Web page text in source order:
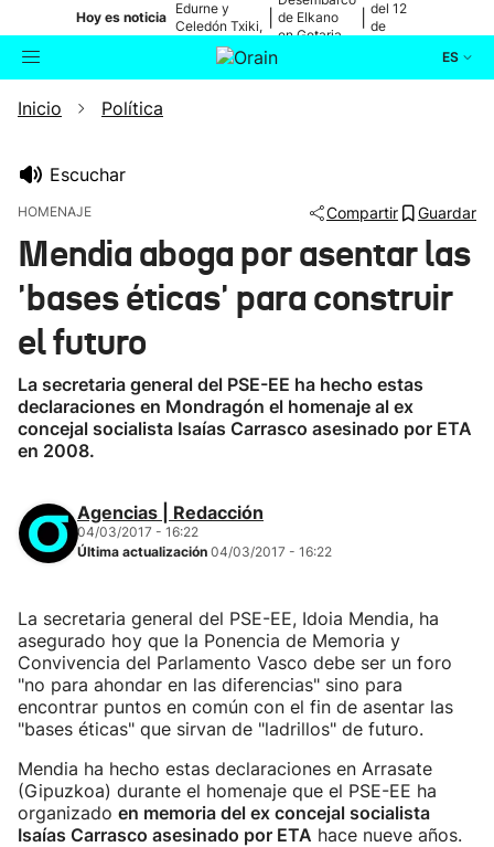
Hoy es noticia
Edurne y
Celedón Txiki,
en directo
de Elkano
en Getaria
del 12
de
ES
Buscador
Ikusmiran
Inicio Política
Escuchar
HOMENAJE Compartir Guardar
Mendia aboga por asentar las
'bases éticas' para construir
el futuro
La secretaria general del PSE-EE ha hecho estas
declaraciones en Mondragón el homenaje al ex
concejal socialista Isaías Carrasco asesinado por ETA
en 2008.
Agencias | Redacción
04/03/2017 - 16:22
Última actualización 04/03/2017 - 16:22
La secretaria general del PSE-EE, Idoia Mendia, ha
asegurado hoy que la Ponencia de Memoria y
Convivencia del Parlamento Vasco debe ser un foro
"no para ahondar en las diferencias" sino para
encontrar puntos en común con el fin de asentar las
"bases éticas" que sirvan de "ladrillos" de futuro.
Mendia ha hecho estas declaraciones en Arrasate
(Gipuzkoa) durante el homenaje que el PSE-EE ha
organizado en memoria del ex concejal socialista
Isaías Carrasco asesinado por ETA hace nueve años.